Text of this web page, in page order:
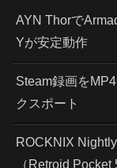
AYN Thorで
Yが安定動作
Steam録画を
クスポート
ROCKNIX
（Retroid Pocket